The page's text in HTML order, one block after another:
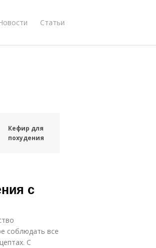
Статьи
Кефир для
похудения
с
соблюдать все
С